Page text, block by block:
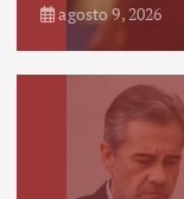
agosto 9, 2026